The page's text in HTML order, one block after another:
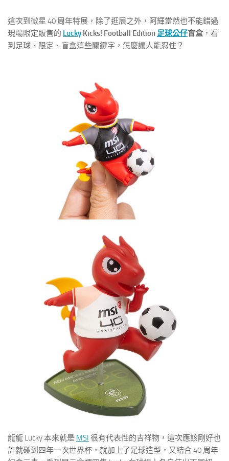
這次到微星 40 周年特展，除了逛展之外，阿輝當然也不能錯過
現場限定販售的 Lucky Kicks! Football Edition 足球公仔盲盒，看
到足球、限定、盲盒這些關鍵字，怎麼讓人能忍住？
龍龍 Lucky 本來就是 MSI 很有代表性的吉祥物，這次應該剛好也
許就碰到四年一次世界杯，就加上了足球造型，又結合 40 周年